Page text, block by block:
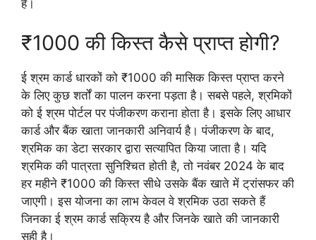
है।
₹1000 की किस्त कैसे प्राप्त होगी?
ई श्रम कार्ड धारकों को ₹1000 की मासिक किस्त प्राप्त करने
के लिए कुछ शर्तों का पालन करना पड़ता है। सबसे पहले, श्रमिकों
को ई श्रम पोर्टल पर पंजीकरण कराना होता है। इसके लिए आधार
कार्ड और बैंक खाता जानकारी अनिवार्य है। पंजीकरण के बाद,
श्रमिक का डेटा सरकार द्वारा सत्यापित किया जाता है। यदि
श्रमिक की पात्रता सुनिश्चित होती है, तो नवंबर 2024 के बाद
हर महीने ₹1000 की किस्त सीधे उसके बैंक खाते में ट्रांसफर की
जाएगी। इस योजना का लाभ केवल वे श्रमिक उठा सकते हैं
जिनका ई श्रम कार्ड सक्रिय है और जिनके खाते की जानकारी
सही है।